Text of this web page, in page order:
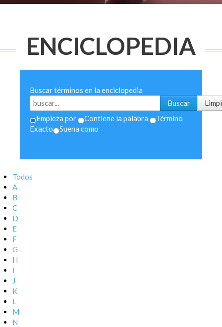
ENCICLOPEDIA
Buscar términos en la enciclopedia
Empieza por Contiene la palabra
Término
Exacto
Suena como
Todos
A
B
C
D
E
F
G
H
I
J
K
L
M
N